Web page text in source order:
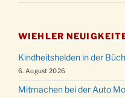
WIEHLER
Kindheitshelden in der
6. August 2026
Mitmachen bei der Auto